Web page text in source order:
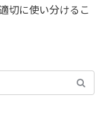
切に使い分けるこ